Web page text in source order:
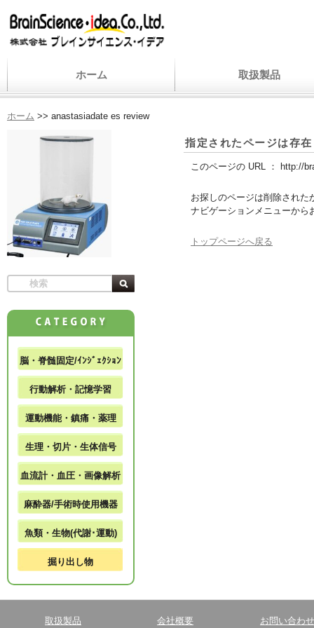
ホーム 取扱製品
ホーム >> anastasiadate es review
指定されたページは存
このページの URL ： http://
お探しのページは削除された
ナビゲーションメニューから
トップページへ戻る
脳・脊髄固定/ｲﾝｼﾞｪｸｼｮﾝ
行動解析・記憶学習
運動機能・鎮痛・薬理
生理・切片・生体信号
血流計・血圧・画像解析
麻酔器/手術時使用機器
魚類・生物(代謝･運動)
掘り出し物
取扱製品 会社概要 お問い合わせ